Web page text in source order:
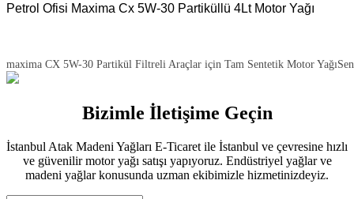
Petrol Ofisi Maxima Cx 5W-30 Partiküllü 4Lt Motor Yağı
maxima CX 5W-30 Partikül Filtreli Araçlar için Tam Sentetik Motor
Bizimle İletişime Geçin
İstanbul Atak Madeni Yağları E-Ticaret ile İstanbul ve çevresine hızlı
ve güvenilir motor yağı satışı yapıyoruz. Endüstriyel yağlar ve
madeni yağlar konusunda uzman ekibimizle hizmetinizdeyiz.